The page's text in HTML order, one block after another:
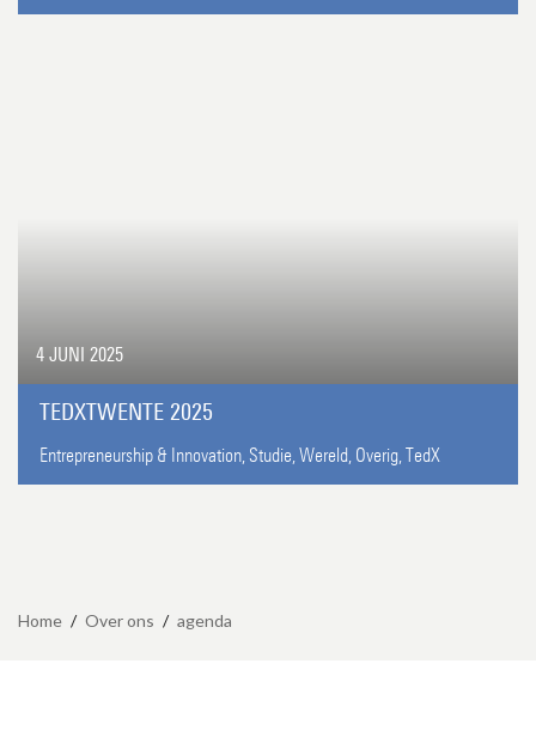
4 JUNI 2025
TEDXTWENTE 2025
Entrepreneurship & Innovation,Studie,Wereld, Overig,TedX
Home / Over ons / agenda